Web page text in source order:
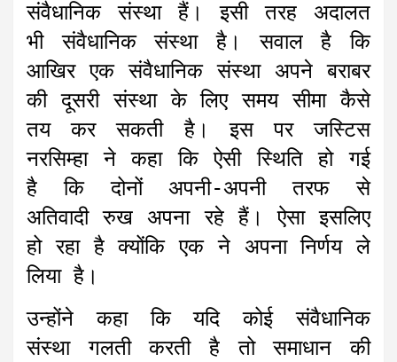
संवैधानिक संस्था हैं। इसी तरह अदालत
भी संवैधानिक संस्था है। सवाल है कि
आखिर एक संवैधानिक संस्था अपने बराबर
की दूसरी संस्था के लिए समय सीमा कैसे
तय कर सकती है। इस पर जस्टिस
नरसिम्हा ने कहा कि ऐसी स्थिति हो गई
है कि दोनों अपनी-अपनी तरफ से
अतिवादी रुख अपना रहे हैं। ऐसा इसलिए
हो रहा है क्योंकि एक ने अपना निर्णय ले
लिया है।
उन्होंने कहा कि यदि कोई संवैधानिक
संस्था गलती करती है तो समाधान की